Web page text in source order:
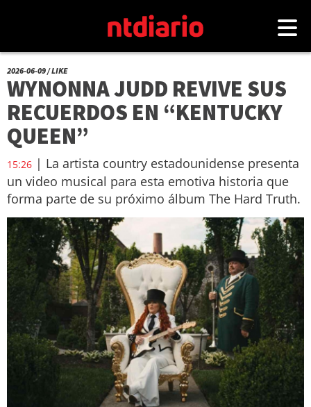
2026-06-09 / LIKE
WYNONNA JUDD REVIVE SUS
RECUERDOS EN “KENTUCKY
QUEEN”
15:26 | La artista country estadounidense presenta
un video musical para esta emotiva historia que
forma parte de su próximo álbum The Hard Truth.